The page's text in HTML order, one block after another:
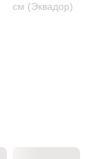
см (Эквадор)